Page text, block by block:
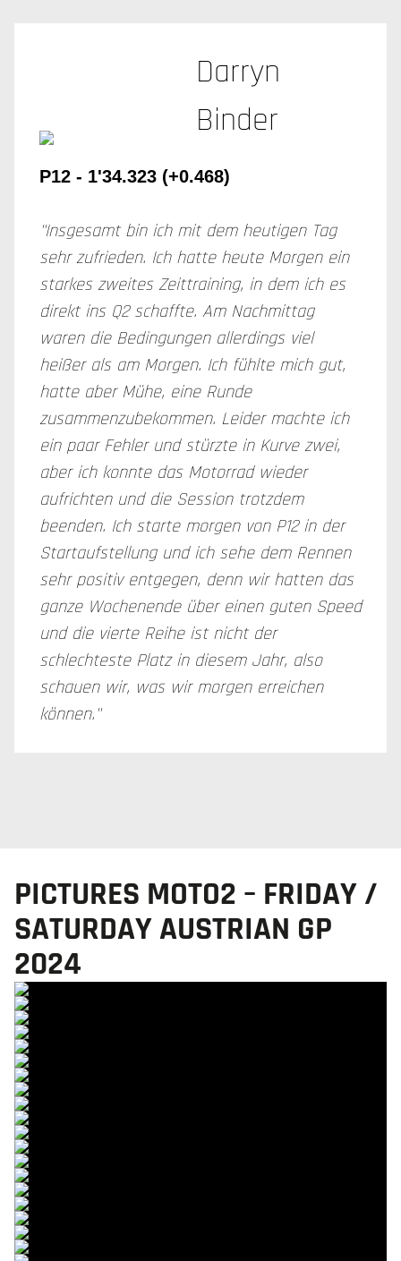
Darryn
Binder
P12 - 1'34.323 (+0.468)
"Insgesamt bin ich mit dem heutigen Tag
sehr zufrieden. Ich hatte heute Morgen ein
starkes zweites Zeittraining, in dem ich es
direkt ins Q2 schaffte. Am Nachmittag
waren die Bedingungen allerdings viel
heißer als am Morgen. Ich fühlte mich gut,
hatte aber Mühe, eine Runde
zusammenzubekommen. Leider machte ich
ein paar Fehler und stürzte in Kurve zwei,
aber ich konnte das Motorrad wieder
aufrichten und die Session trotzdem
beenden. Ich starte morgen von P12 in der
Startaufstellung und ich sehe dem Rennen
sehr positiv entgegen, denn wir hatten das
ganze Wochenende über einen guten Speed
und die vierte Reihe ist nicht der
schlechteste Platz in diesem Jahr, also
schauen wir, was wir morgen erreichen
können."
PICTURES MOTO2 – FRIDAY /
SATURDAY AUSTRIAN GP
2024
© R.Lekl & S.Wobser
© R.Lekl & S.Wobser
© R.Lekl & S.Wobser
© R.Lekl & S.Wobser
© R.Lekl & S.Wobser
© R.Lekl & S.Wobser
© R.Lekl & S.Wobser
© R.Lekl & S.Wobser
© R.Lekl & S.Wobser
© R.Lekl & S.Wobser
© R.Lekl & S.Wobser
© R.Lekl & S.Wobser
© R.Lekl & S.Wobser
© R.Lekl & S.Wobser
© R.Lekl & S.Wobser
© R.Lekl & S.Wobser
© R.Lekl & S.Wobser